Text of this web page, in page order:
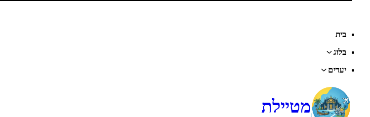
בית
בלוג
יעדים
מטיילת